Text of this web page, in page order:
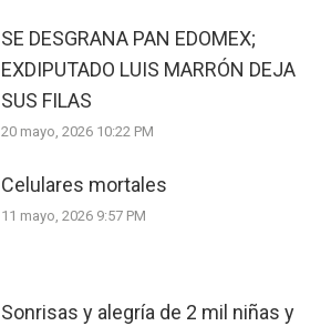
SE DESGRANA PAN EDOMEX;
EXDIPUTADO LUIS MARRÓN DEJA
SUS FILAS
20 mayo, 2026 10:22 PM
Celulares mortales
11 mayo, 2026 9:57 PM
Sonrisas y alegría de 2 mil niñas y